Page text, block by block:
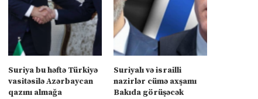
Suriya bu həftə Türkiyə
vasitəsilə Azərbaycan
qazını almağa
Suriyalı və israilli
nazirlər cümə axşamı
Bakıda görüşəcək